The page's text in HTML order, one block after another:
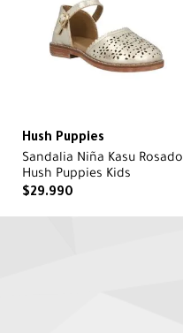
Hush Puppies
Sandalia Niña Kasu Rosado
Hush Puppies Kids
$29.990